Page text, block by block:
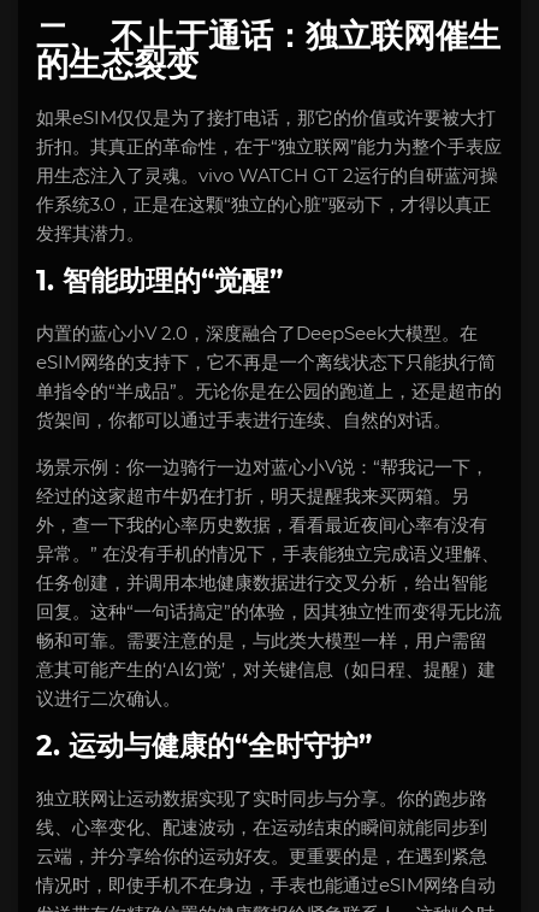
二、 不止于通话：独立联网催生
的生态裂变
如果eSIM仅仅是为了接打电话，那它的价值或许要被大打
折扣。其真正的革命性，在于“独立联网”能力为整个手表应
用生态注入了灵魂。vivo WATCH GT 2运行的自研蓝河操
作系统3.0，正是在这颗“独立的心脏”驱动下，才得以真正
发挥其潜力。
1. 智能助理的“觉醒”
内置的蓝心小V 2.0，深度融合了DeepSeek大模型。在
eSIM网络的支持下，它不再是一个离线状态下只能执行简
单指令的“半成品”。无论你是在公园的跑道上，还是超市的
货架间，你都可以通过手表进行连续、自然的对话。
场景示例：你一边骑行一边对蓝心小V说：“帮我记一下，
经过的这家超市牛奶在打折，明天提醒我来买两箱。另
外，查一下我的心率历史数据，看看最近夜间心率有没有
异常。” 在没有手机的情况下，手表能独立完成语义理解、
任务创建，并调用本地健康数据进行交叉分析，给出智能
回复。这种“一句话搞定”的体验，因其独立性而变得无比流
畅和可靠。需要注意的是，与此类大模型一样，用户需留
意其可能产生的‘AI幻觉’，对关键信息（如日程、提醒）建
议进行二次确认。
2. 运动与健康的“全时守护”
独立联网让运动数据实现了实时同步与分享。你的跑步路
线、心率变化、配速波动，在运动结束的瞬间就能同步到
云端，并分享给你的运动好友。更重要的是，在遇到紧急
情况时，即使手机不在身边，手表也能通过eSIM网络自动